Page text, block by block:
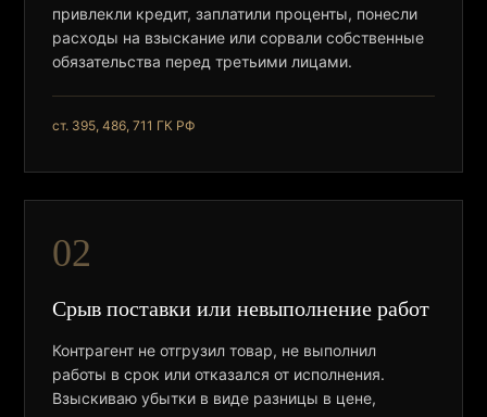
привлекли кредит, заплатили проценты, понесли
расходы на взыскание или сорвали собственные
обязательства перед третьими лицами.
ст. 395, 486, 711 ГК РФ
02
Срыв поставки или невыполнение работ
Контрагент не отгрузил товар, не выполнил
работы в срок или отказался от исполнения.
Взыскиваю убытки в виде разницы в цене,